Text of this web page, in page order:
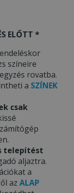
ELŐTT *
színeire
rovatba.
a SZÍNEK
csak
telepítést
aljaztra.
a
az ALAP